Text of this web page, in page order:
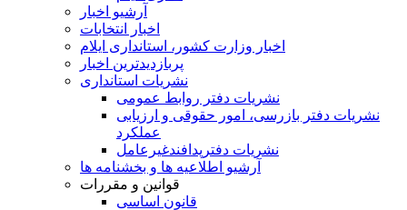
آرشیو اخبار
اخبار انتخابات
اخبار وزارت کشور، استانداری ایلام
پربازدیدترین اخبار
نشریات استانداری
نشریات دفتر روابط عمومی
نشريات دفتر بازرسی، امور حقوقی و ارزيابی
عملکرد
نشريات دفترپدافندغيرعامل
آرشیو اطلاعیه ها و بخشنامه ها
قوانین و مقررات
قانون اساسی